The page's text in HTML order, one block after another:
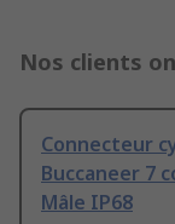
Nos clients
Connecteur
Buccaneer 7
Mâle IP68